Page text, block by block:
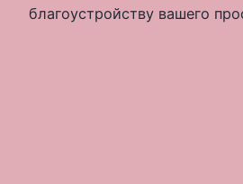
благоустройству вашего